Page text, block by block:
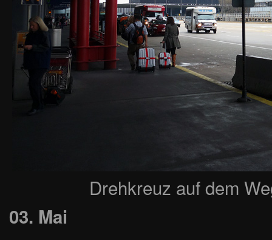
Drehkreuz auf dem
03. Mai